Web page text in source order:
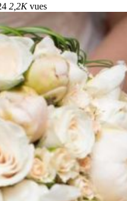
2,2Kvues